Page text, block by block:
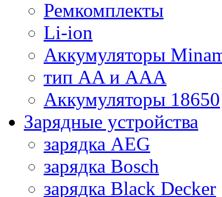
Ремкомплекты
Li-ion
Аккумуляторы
тип AA и AAA
Аккумуляторы 18650
Зарядные устройства
зарядка AEG
зарядка Bosch
зарядка Black Decker